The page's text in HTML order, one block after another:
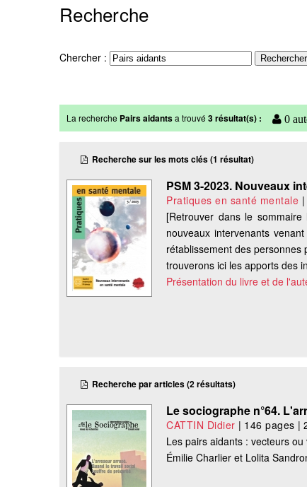
Recherche
Chercher :
La recherche Pairs aidantsa trouvé3 résultat(s) : 0
Recherche sur les mots clés (1 résultat)
PSM 3-2023. Nouveaux
Pratiques en santé mentale |
[Retrouver dans le
nouveaux intervenants
rétablissement des
trouverons ici les apports des
Présentation du livre et de
Recherche par articles (2 résultats)
Le sociographe n°64.
CATTIN Didier | 146 pages |
Les pairs aidants : vecteurs
Émilie Charlier et Lolita